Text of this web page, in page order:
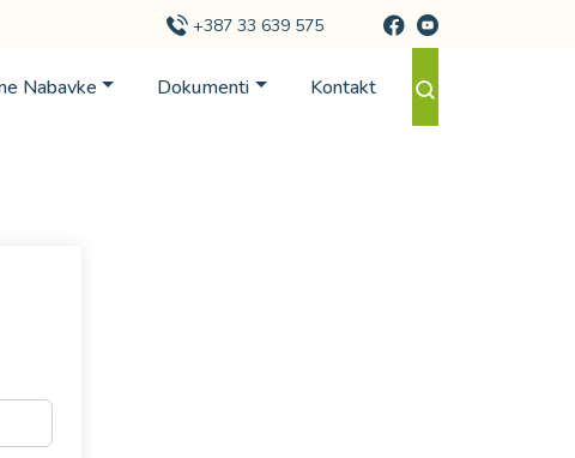
+387 33 639 575
Nabavke Dokumenti Kontakt